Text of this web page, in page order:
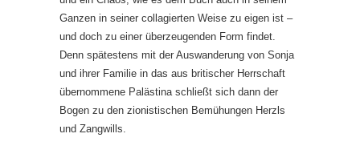
Ganzen in seiner collagierten Weise zu eigen ist –
und doch zu einer überzeugenden Form findet.
Denn spätestens mit der Auswanderung von Sonja
und ihrer Familie in das aus britischer Herrschaft
übernommene Palästina schließt sich dann der
Bogen zu den zionistischen Bemühungen Herzls
und Zangwills.